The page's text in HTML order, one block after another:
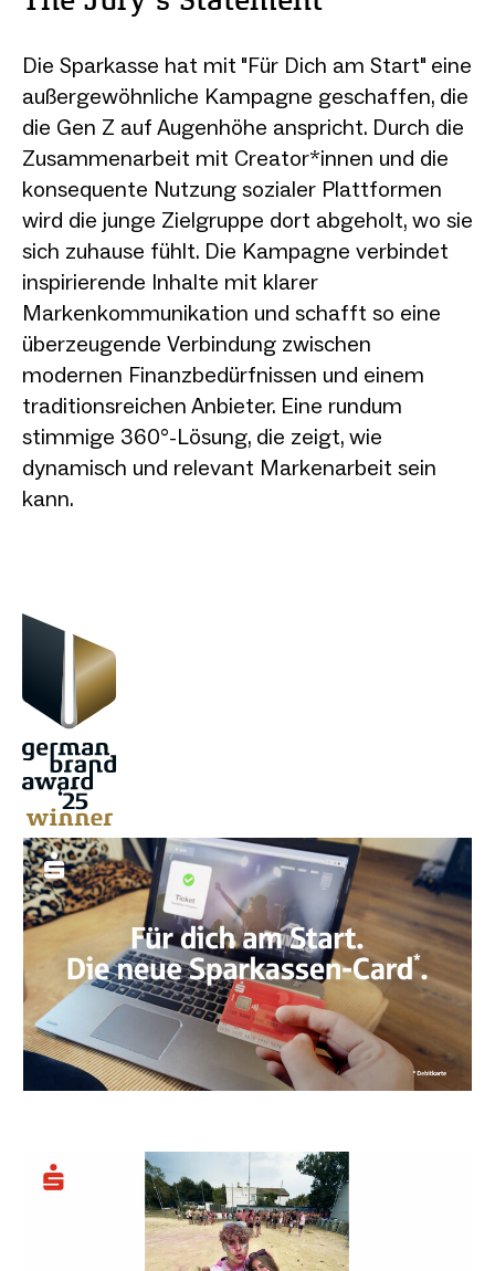
Die Sparkasse hat mit "Für Dich am Start" eine
außergewöhnliche Kampagne geschaffen, die
die Gen Z auf Augenhöhe anspricht. Durch die
Zusammenarbeit mit Creator*innen und die
konsequente Nutzung sozialer Plattformen
wird die junge Zielgruppe dort abgeholt, wo sie
sich zuhause fühlt. Die Kampagne verbindet
inspirierende Inhalte mit klarer
Markenkommunikation und schafft so eine
überzeugende Verbindung zwischen
modernen Finanzbedürfnissen und einem
traditionsreichen Anbieter. Eine rundum
stimmige 360°-Lösung, die zeigt, wie
dynamisch und relevant Markenarbeit sein
kann.